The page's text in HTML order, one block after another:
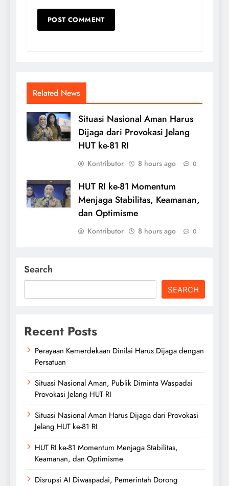
Related News
Situasi Nasional Aman Harus
Dijaga dari Provokasi Jelang
HUT ke-81 RI
Kontributor 8 hours ago 0
HUT RI ke-81 Momentum
Menjaga Stabilitas, Keamanan,
dan Optimisme
Kontributor 8 hours ago 0
Search
SEARCH
Recent Posts
Perayaan Kemerdekaan Dinilai Harus Dijaga dengan
Persatuan
Situasi Nasional Aman, Publik Diminta Waspadai
Provokasi Jelang HUT RI
Situasi Nasional Aman Harus Dijaga dari Provokasi
Jelang HUT ke-81 RI
HUT RI ke-81 Momentum Menjaga Stabilitas,
Keamanan, dan Optimisme
Disrupsi AI Diwaspadai, Pemerintah Dorong